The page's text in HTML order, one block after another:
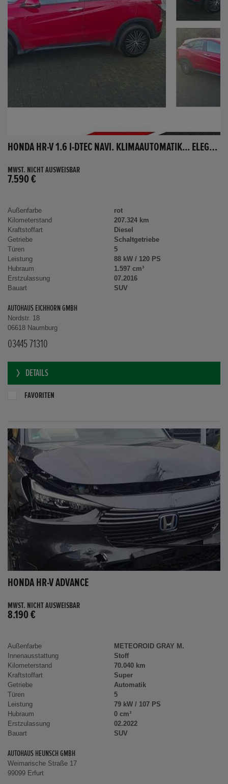
HONDA HR-V 1.6 I-DTEC NAVI. KLIMAAUTOMATIK... ELEGANCE
MWST. NICHT AUSWEISBAR
7.590 €
Außenfarbe
rot
Kilometerstand
207.324 km
Kraftstoffart
Diesel
Getriebe
Schaltgetriebe
Türen
5
Leistung
88 kW / 120 PS
Hubraum
1.597 cm³
Erstzulassung
07.2016
Bauart
SUV
AUTOHAUS EICHHORN GMBH
Nordstr. 18
06618 Naumburg
03445 71310
DETAILS
FAVORITEN
HONDA HR-V ADVANCE
MWST. NICHT AUSWEISBAR
8.190 €
Außenfarbe
METEOROID GRAY M.
Innenausstattung
Stoff
Kilometerstand
70.040 km
Kraftstoffart
Super
Getriebe
Automatik
Türen
5
Leistung
79 kW / 107 PS
Hubraum
0 cm³
Erstzulassung
02.2022
Bauart
SUV
AUTOHAUS HEUNSCH GMBH
Weimarische Straße 17
99099 Erfurt